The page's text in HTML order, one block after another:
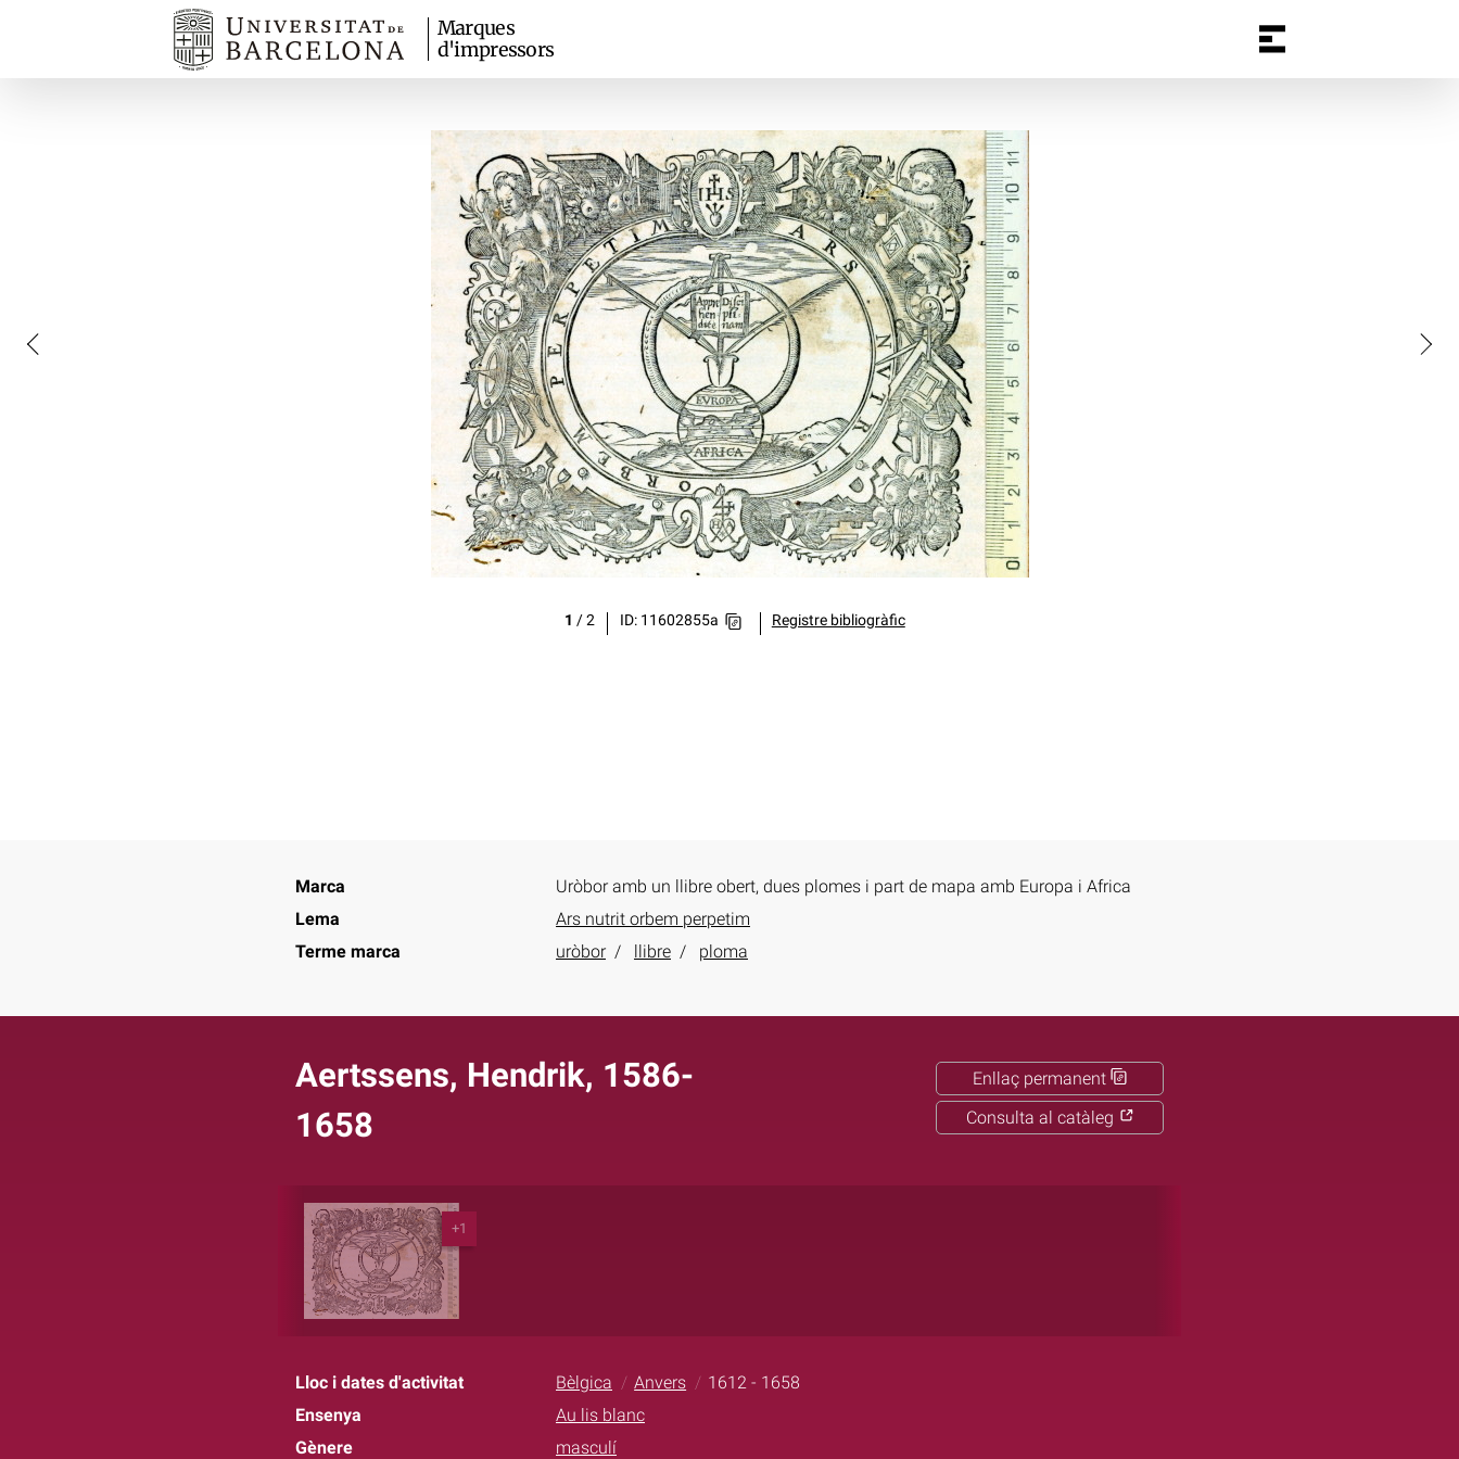
Marques
d'impressors
1 /2 ID: 11602855a Registre bibliogràfic
Marca
Uròbor amb un llibre obert, dues plomes i part de mapa amb Europa i Africa
Lema
Ars nutrit orbem perpetim
Terme marca
uròbor llibre ploma
Aertssens, Hendrik, 1586-
1658
Enllaç permanent
Consulta al catàleg
+1
Lloc i dates d'activitat Bèlgica Anvers
1612 - 1658
Ensenya
Au lis blanc
Gènere
masculí